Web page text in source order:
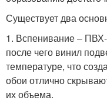
Существует два
1. Вспенивание –
после чего винил
температуре, что
обои отлично
их объема.